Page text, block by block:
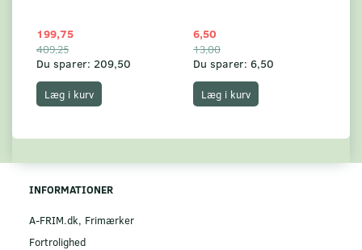
199,75
409,25
Du sparer: 209,50
Læg i kurv
6,50
13,00
Du sparer: 6,50
Læg i kurv
INFORMATIONER
A-FRIM.dk, Frimærker
Fortrolighed